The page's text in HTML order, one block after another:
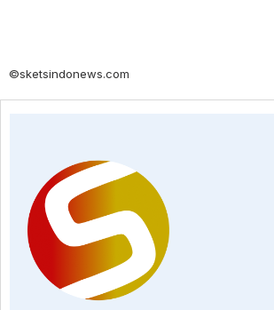
©sketsindonews.com